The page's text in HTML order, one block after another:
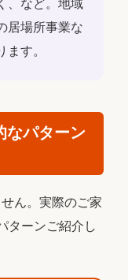
、など。地域
居場所事業な
す。
パターン
ん。実際のご家
ターンご紹介し